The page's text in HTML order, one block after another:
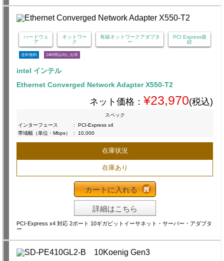
ハードウェ
ア
ネットワー
ク
有線ネットワークアダプタ
ー
PCI Express接
続
送料無料 24時間以内に出荷
intel インテル
Ethernet Converged Network Adapter X550-T2
ネット価格： ¥23,970(税込)
スペック
インターフェース
:
PCI-Express x4
帯域幅（単位・Mbps）
: 10,000
在庫状況
在庫あり
カートに入れる
詳細はこちら
PCI-Express x4 対応 2ポート 10ギガビットイーサネット・サーバー・アダプタ
ー